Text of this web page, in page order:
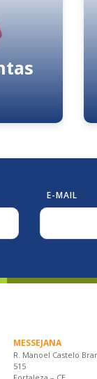
E-MAIL
MESSEJANA
R. Manoel Castelo
515
Fortaleza – CE